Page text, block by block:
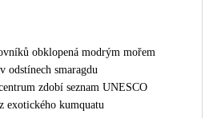
obklopená modrým mořem
smaragdu
zdobí seznam UNESCO
exotického kumquatu